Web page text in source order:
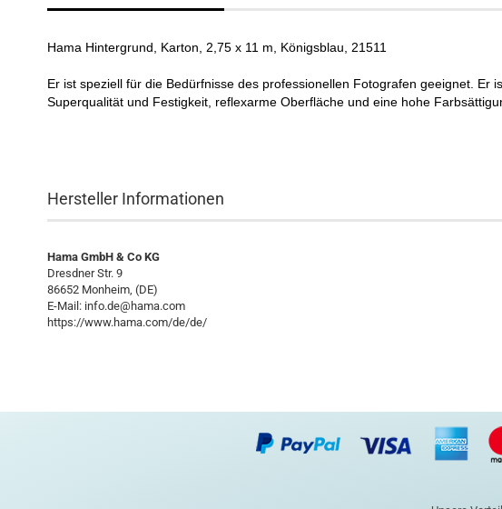
Hama Hintergrund, Karton, 2,75 x 11 m, Königsblau, 21511
Er ist speziell für die Bedürfnisse des professionellen Fotografen geeignet. Er
Superqualität und Festigkeit, reflexarme Oberfläche und eine hohe
Hersteller Informationen
Hama GmbH & Co KG
Dresdner Str. 9
86652 Monheim, (DE)
E-Mail: info.de@hama.com
https://www.hama.com/de/de/